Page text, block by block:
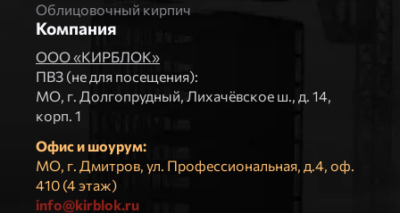
Облицовочный кирпич
Компания
ООО «КИРБЛОК»
ПВЗ (не для посещения):
МO, г. Долгопрудный, Лихачёвское ш., д. 14,
корп. 1
Офис и шоурум:
МО, г. Дмитров, ул. Профессиональная, д.4, оф.
410 (4 этаж)
info@kirblok.ru